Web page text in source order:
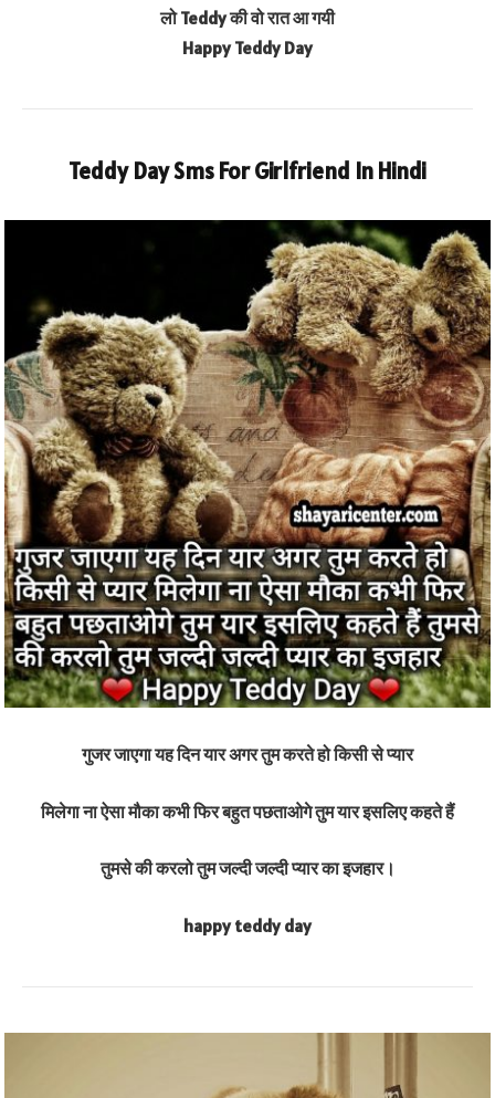
लो Teddy की वो रात आ गयी
Happy Teddy Day
Teddy Day Sms For Girlfriend In Hindi
गुजर जाएगा यह दिन यार अगर तुम करते हो किसी से प्यार
मिलेगा ना ऐसा मौका कभी फिर बहुत पछताओगे तुम यार इसलिए कहते हैं
तुमसे की करलो तुम जल्दी जल्दी प्यार का इजहार।
happy teddy day